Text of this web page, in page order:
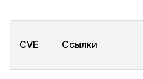
CVE Ссылки